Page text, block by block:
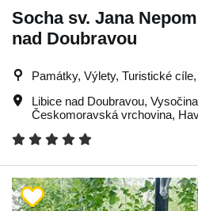
Socha sv. Jana
nad Doubravou
Památky, Výlety, Turistické
Libice nad Doubravou, Vysočina
Českomoravská vrchovina,